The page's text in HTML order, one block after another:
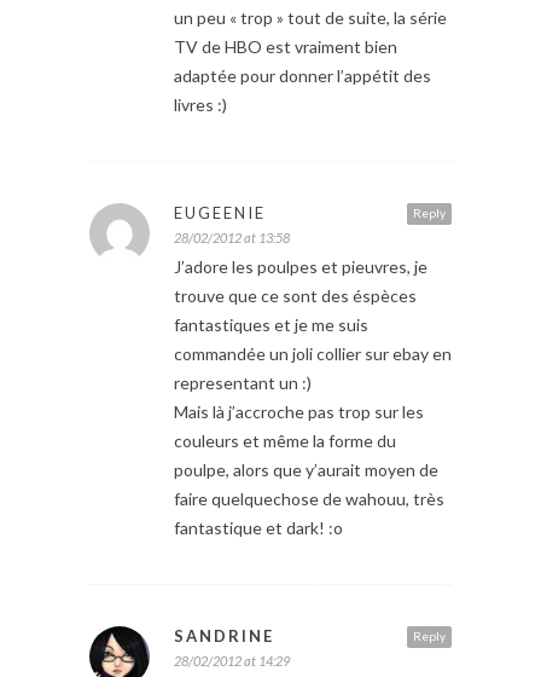
un peu « trop » tout de suite, la série
TV de HBO est vraiment bien
adaptée pour donner l’appétit des
livres :)
Reply
EUGEENIE
28/02/2012 at 13:58
J’adore les poulpes et pieuvres, je
trouve que ce sont des éspèces
fantastiques et je me suis
commandée un joli collier sur ebay en
representant un :)
Mais là j’accroche pas trop sur les
couleurs et même la forme du
poulpe, alors que y’aurait moyen de
faire quelquechose de wahouu, très
fantastique et dark! :o
Reply
SANDRINE
28/02/2012 at 14:29